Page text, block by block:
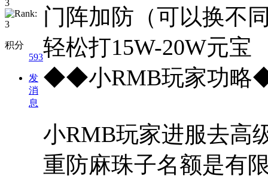
积分
593
发
消
息
门阵加防（可以换不
轻松打15W-20W元宝
◆◆小RMB玩家功
小RMB玩家进服去高
重防麻珠子名额是有